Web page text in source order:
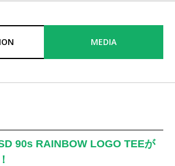
MEDIA
90s RAINBOW LOGO TEEが